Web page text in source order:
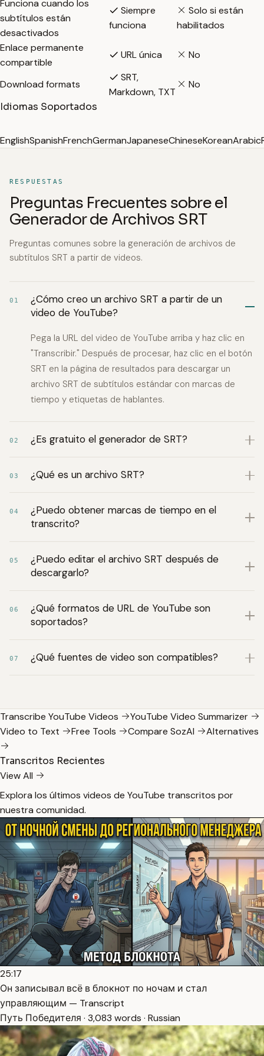
Funciona cuando los
subtítulos están
desactivados
Siempre
funciona
Solo si están
habilitados
Enlace permanente
compartible
URL única No
Download formats
SRT,
Markdown, TXT
No
Idiomas Soportados
EnglishSpanishFrenchGermanJapaneseChineseKoreanArabic
RESPUESTAS
Preguntas Frecuentes sobre el
Generador de Archivos SRT
Preguntas comunes sobre la generación de archivos de
subtítulos SRT a partir de videos.
01
¿Cómo creo un archivo SRT a partir de un
video de YouTube?
Pega la URL del video de YouTube arriba y haz clic en
"Transcribir." Después de procesar, haz clic en el botón
SRT en la página de resultados para descargar un
archivo SRT de subtítulos estándar con marcas de
tiempo y etiquetas de hablantes.
02 ¿Es gratuito el generador de SRT?
03 ¿Qué es un archivo SRT?
04
¿Puedo obtener marcas de tiempo en el
transcrito?
05
¿Puedo editar el archivo SRT después de
descargarlo?
06
¿Qué formatos de URL de YouTube son
soportados?
07 ¿Qué fuentes de video son compatibles?
Transcribe YouTube Videos
YouTube Video Summarizer
Video to Text
Free Tools Compare SozAI Alternatives
Transcritos Recientes
View All
Explora los últimos videos de YouTube transcritos por
nuestra comunidad.
25:17
Он записывал всё в блокнот по ночам и стал
управляющим — Transcript
Путь Победителя · 3,083 words · Russian